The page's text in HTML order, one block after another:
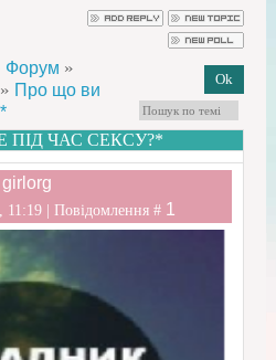
Форум »
» Про що ви
ЧАС СЕКСУ?*
girlorg
11:19 | Повідомлення # 1